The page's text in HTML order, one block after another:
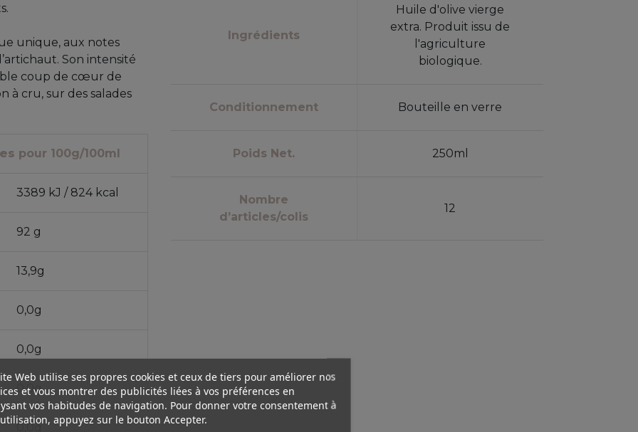
unique, aux notes
Son intensité
coup de cœur de
à cru, sur des salades
pour 100g/100ml
3389 kJ / 824 kcal
92 g
13,9g
0,0g
0,0g
0,0g
0,0g
Ingrédients
Huile d'olive vierge
extra. Produit issu de
l'agriculture
biologique.
Conditionnement Bouteille en verre
Poids Net. 250ml
Nombre
d’articles/colis
12
Web utilise ses propres cookies et ceux de tiers pour améliorer nos
et vous montrer des publicités liées à vos préférences en
vos habitudes de navigation. Pour donner votre consentement à
appuyez sur le bouton Accepter.